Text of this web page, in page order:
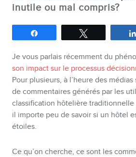
groupe
Audits web (SEO)
Ebooks
inutile ou mal compris?
Je vous parlais récemment du
son impact sur le processus
Pour plusieurs, à l’heure des
de commentaires générés par les
classification hôtelière traditionnelle
il importe peu de savoir si un hôtel
étoiles.
Ce qu’on cherche, ce sont les